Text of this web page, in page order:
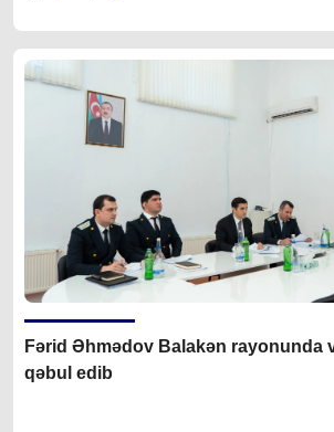
Fərid Əhmədov Balakən rayonunda
qəbul edib